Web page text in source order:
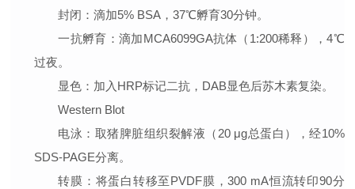
封闭 ：滴加5% BSA，37℃孵育30分钟。
一抗孵育 ：滴加MCA6099GA抗体（1:200稀释），4℃
过夜。
显色 ：加入HRP标记二抗，DAB显色后苏木素复染。
Western Blot
电泳 ：取猪脾脏组织裂解液（20 μg总蛋白），经10%
SDS-PAGE分离。
转膜 ：将蛋白转移至PVDF膜，300 mA恒流转印90分